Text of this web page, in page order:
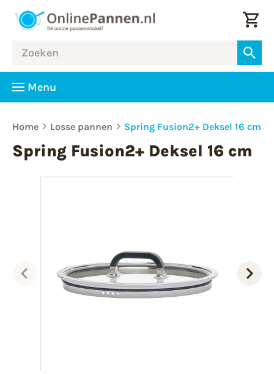
Menu
Home Losse pannen Spring Fusion2+ Deksel 16 cm
Spring Fusion2+ Deksel 16 cm